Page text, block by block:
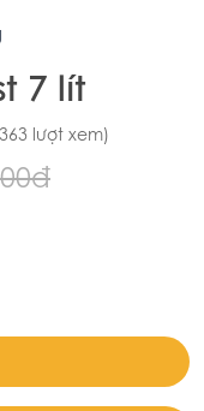
7 lít
lượt xem)